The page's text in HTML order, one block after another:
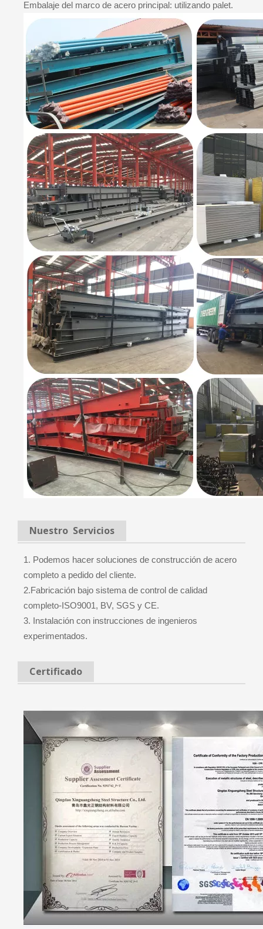
Embalaje del marco de acero principal: utilizando palet.
Nuestro Servicios
1. Podemos hacer soluciones de construcción de acero
completo a pedido del cliente.
2.Fabricación bajo sistema de control de calidad
completo-ISO9001, BV, SGS y CE.
3. Instalación con instrucciones de ingenieros
experimentados.
Certificado